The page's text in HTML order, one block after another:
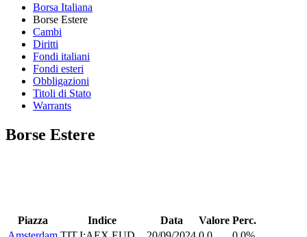
Borsa Italiana
Borse Estere
Cambi
Diritti
Fondi italiani
Fondi esteri
Obbligazioni
Titoli di Stato
Warrants
Borse Estere
Piazza Indice Data Valore Perc.